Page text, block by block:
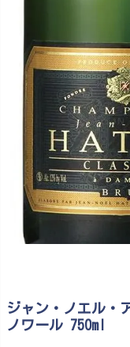
ジャン・ノエル・
ノワール 750ml